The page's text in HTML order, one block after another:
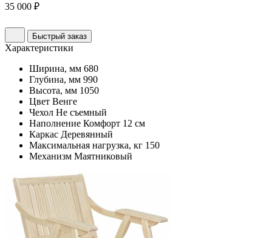
35 000 ₽
Быстрый заказ
Характеристики
Ширина, мм 680
Глубина, мм 990
Высота, мм 1050
Цвет Венге
Чехол Не съемный
Наполнение Комфорт 12 см
Каркас Деревянный
Максимальная нагрузка, кг 150
Механизм Маятниковый